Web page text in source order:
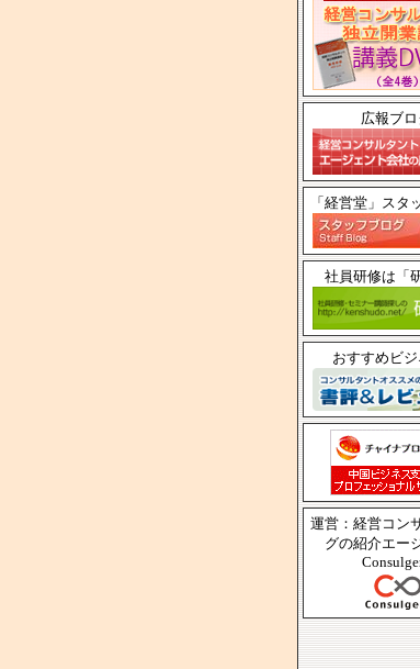
広報ブ
「経営堂」スタ
社員研修は「
おすすめビ
運営：経営コン
グの紹介エー